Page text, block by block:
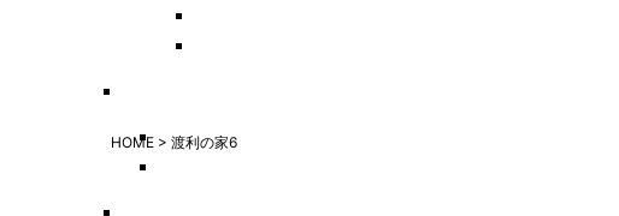
HOME > 渡利の家6